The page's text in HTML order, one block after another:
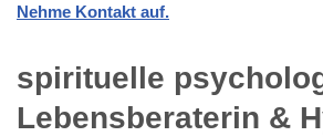
Nehme Kontakt auf.
spirituelle
Lebensberaterin &